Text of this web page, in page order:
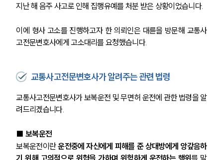
지난 해 음주 사고로 인해 집행유예를 처분 받은 상황이었습니다.
이에 형사 고소를 진행하고자 한 의뢰인은 대륜을 방문해 교통사
고전문변호사에게 고소대리를 요청했습니다.
교통사고전문변호사가 알려주는 관련 법령
교통사고전문변호사가 보복운전 및 무면허 운전에 관한 법령을 알
려드리겠습니다.
■ 보복운전
보복운전이란 운전중에 자신에게 피해를 준 상대방에게 앙갚음하
기 위해 고의적으로 위협을 가하며 위험하게 운전하는 행위를 말